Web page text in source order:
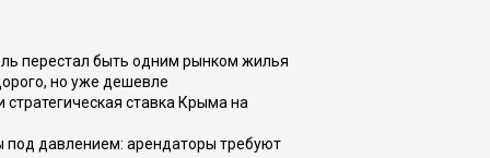
перестал быть одним рынком жилья
но уже дешевле
ставка Крыма на
под давлением: арендаторы требуют